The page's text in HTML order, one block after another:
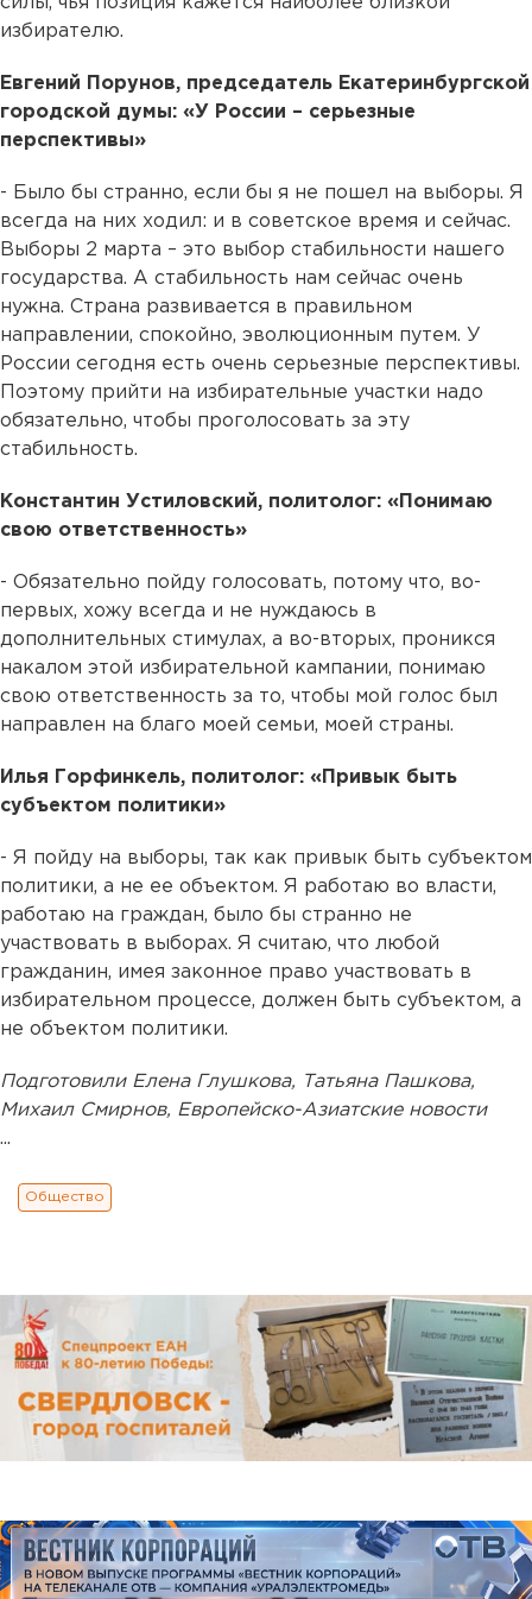
избирателю.
Евгений Порунов, председатель Екатеринбургской
городской думы: «У России – серьезные
перспективы»
- Было бы странно, если бы я не пошел на выборы. Я
всегда на них ходил: и в советское время и сейчас.
Выборы 2 марта – это выбор стабильности нашего
государства. А стабильность нам сейчас очень
нужна. Страна развивается в правильном
направлении, спокойно, эволюционным путем. У
России сегодня есть очень серьезные перспективы.
Поэтому прийти на избирательные участки надо
обязательно, чтобы проголосовать за эту
стабильность.
Константин Устиловский, политолог: «Понимаю
свою ответственность»
- Обязательно пойду голосовать, потому что, во-
первых, хожу всегда и не нуждаюсь в
дополнительных стимулах, а во-вторых, проникся
накалом этой избирательной кампании, понимаю
свою ответственность за то, чтобы мой голос был
направлен на благо моей семьи, моей страны.
Илья Горфинкель, политолог: «Привык быть
субъектом политики»
- Я пойду на выборы, так как привык быть субъектом
политики, а не ее объектом. Я работаю во власти,
работаю на граждан, было бы странно не
участвовать в выборах. Я считаю, что любой
гражданин, имея законное право участвовать в
избирательном процессе, должен быть субъектом, а
не объектом политики.
Подготовили Елена Глушкова, Татьяна Пашкова,
Михаил Смирнов, Европейско-Азиатские новости
...
Общество